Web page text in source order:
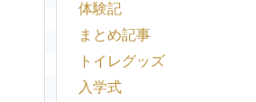
体験記
まとめ記事
トイレグッズ
入学式